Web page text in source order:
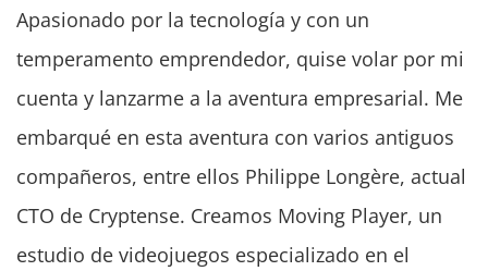
Apasionado por la tecnología y con un
temperamento emprendedor, quise volar por mi
cuenta y lanzarme a la aventura empresarial. Me
embarqué en esta aventura con varios antiguos
compañeros, entre ellos Philippe Longère, actual
CTO de Cryptense. Creamos Moving Player, un
estudio de videojuegos especializado en el